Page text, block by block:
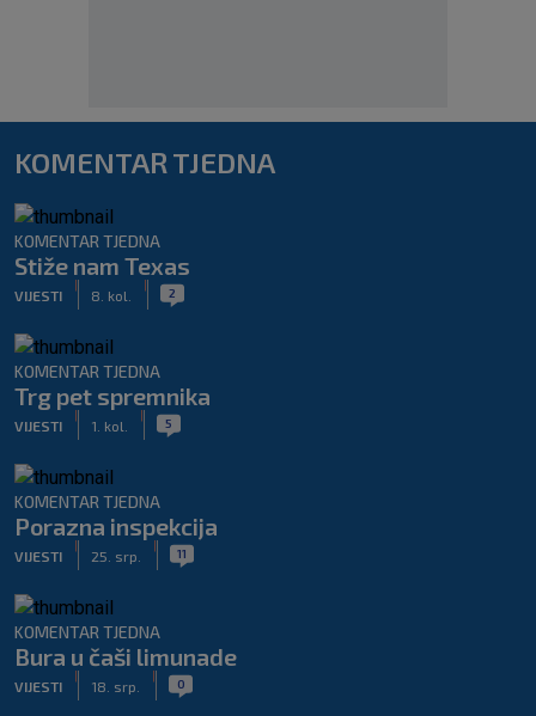
KOMENTAR TJEDNA
KOMENTAR TJEDNA
Stiže nam Texas
VIJESTI 8. kol. 2
KOMENTAR TJEDNA
Trg pet spremnika
VIJESTI 1. kol. 5
KOMENTAR TJEDNA
Porazna inspekcija
VIJESTI 25. srp. 11
KOMENTAR TJEDNA
Bura u čaši limunade
VIJESTI 18. srp. 0